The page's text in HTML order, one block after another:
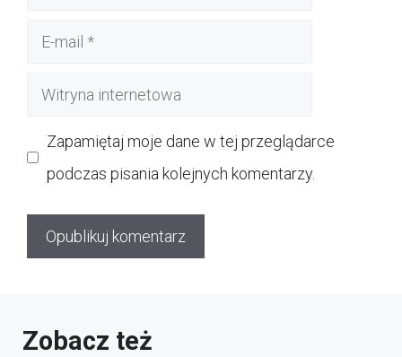
Witryna
Zapamiętaj moje dane w tej przeglądarce
podczas pisania kolejnych komentarzy.
Zobacz też